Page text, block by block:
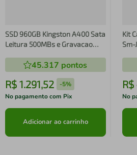
SSD 960GB Kingston A400 Sata
Leitura 500MBs e Gravacao
45.317 pontos
R$ 1.291,52 -5%
No pagamento com Pix
Adicionar ao carrinho
Kit
Sm-
R$
No